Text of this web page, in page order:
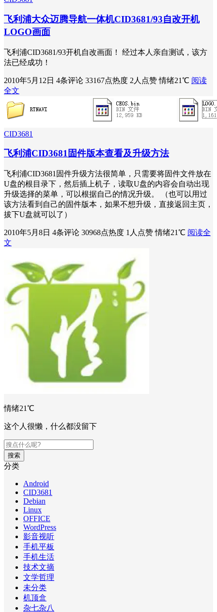
飞利浦大众迈腾导航一体机CID3681/93自改开机
LOGO画面
飞利浦CID3681/93开机自改画面！ 经过本人亲自测试，该方
法已经成功！
2010年5月12日 4条评论 33167点热度 2人点赞 情绪21℃ 阅读
全文
CID3681
飞利浦CID3681固件版本查看及升级方法
飞利浦CID3681固件升级方法很简单，只需要将固件文件放在
U盘的根目录下，然后插上机子，读取U盘的内容会自动出现
升级选择的菜单，可以根据自己的情况升级。 （也可以用过
该方法看到自己的固件版本，如果不想升级，直接返回主页，
拔下U盘就可以了）
2010年5月8日 4条评论 30968点热度 1人点赞 情绪21℃ 阅读全
文
情绪21℃
这个人很懒，什么都没留下
搜索
分类
Android
CID3681
Debian
Linux
OFFICE
WordPress
影音视听
手机平板
手机生活
技术文摘
文学哲理
未分类
机顶盒
杂七杂八